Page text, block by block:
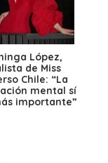
López,
de Miss
Chile: “La
mental sí
importante”